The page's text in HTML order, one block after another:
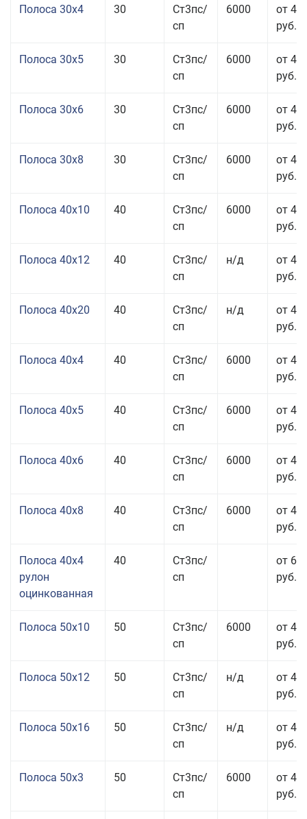
Полоса 30x4 30
Ст3пс/
сп
6000
от 43
руб.
Полоса 30x5 30
Ст3пс/
сп
6000
от 43
руб.
Полоса 30x6 30
Ст3пс/
сп
6000
от 46
руб.
Полоса 30x8 30
Ст3пс/
сп
6000
от 44
руб.
Полоса 40x10 40
Ст3пс/
сп
6000
от 45
руб.
Полоса 40x12 40
Ст3пс/
сп
н/д
от 44
руб.
Полоса 40x20 40
Ст3пс/
сп
н/д
от 47
руб.
Полоса 40x4 40
Ст3пс/
сп
6000
от 43
руб.
Полоса 40x5 40
Ст3пс/
сп
6000
от 43
руб.
Полоса 40x6 40
Ст3пс/
сп
6000
от 43
руб.
Полоса 40x8 40
Ст3пс/
сп
6000
от 43
руб.
Полоса 40x4
рулон
оцинкованная
40
Ст3пс/
сп
от 69
руб.
Полоса 50x10 50
Ст3пс/
сп
6000
от 46
руб.
Полоса 50x12 50
Ст3пс/
сп
н/д
от 44
руб.
Полоса 50x16 50
Ст3пс/
сп
н/д
от 49
руб.
Полоса 50x3 50
Ст3пс/
сп
6000
от 45
руб.